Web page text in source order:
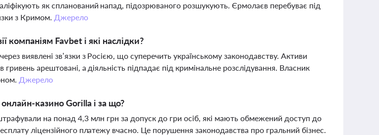
як спланований напад, підозрюваного розшукують. Єрмолаєв перебуває під
з Кримом. Джерело
компаніям Favbet і які наслідки?
виявлені зв’язки з Росією, що суперечить українському законодавству. Активи
гривень арештовані, а діяльність підпадає під кримінальне розслідування. Власник
Джерело
казино Gorilla і за що?
на понад 4,3 млн грн за допуск до гри осіб, які мають обмежений доступ до
ліцензійного платежу вчасно. Це порушення законодавства про гральний бізнес.